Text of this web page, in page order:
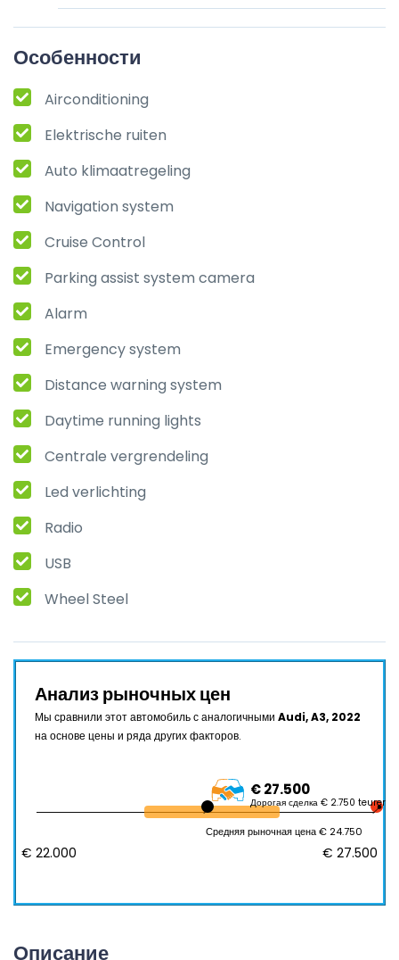
Особенности
Airconditioning
Elektrische ruiten
Auto klimaatregeling
Navigation system
Cruise Control
Parking assist system camera
Alarm
Emergency system
Distance warning system
Daytime running lights
Centrale vergrendeling
Led verlichting
Radio
USB
Wheel Steel
Анализ рыночных цен
Мы сравнили этот автомобиль с аналогичными Audi, A3, 2022
на основе цены и ряда других факторов.
€ 27.500
Дорогая сделка € 2.750 teurer
Средняя рыночная цена € 24.750
€ 22.000 € 27.500
Описание